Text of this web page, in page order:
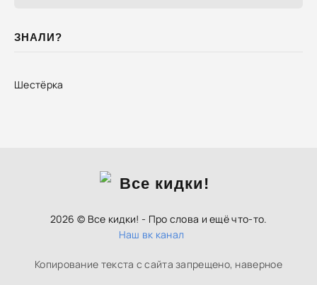
ЗНАЛИ?
Шестёрка
2026 © Все кидки! - Про слова и ещё что-то.
Наш вк канал
Копирование текста с сайта запрещено, наверное